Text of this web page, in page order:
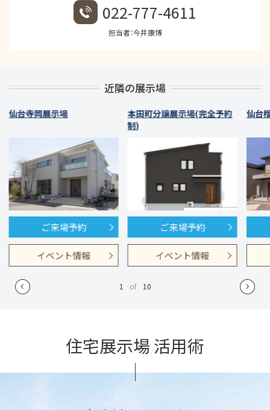
022-777-4611
担当者：今井康博
近隣の展示場
仙台寺岡展示場
ご来場予約
イベント情報
本田町分譲展示場(完全予約
制)
ご来場予約
イベント情報
仙台
1 of 10
住宅展示場 活用術